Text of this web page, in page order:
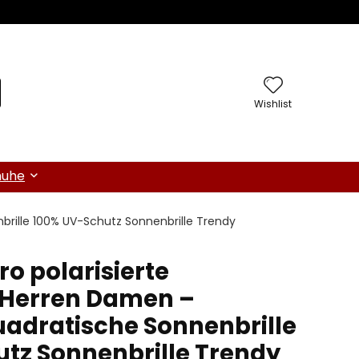
Wishlist
100% UV-Schutz Sonnenbrille Trendy
polarisierte
Damen –
Sonnenbrille